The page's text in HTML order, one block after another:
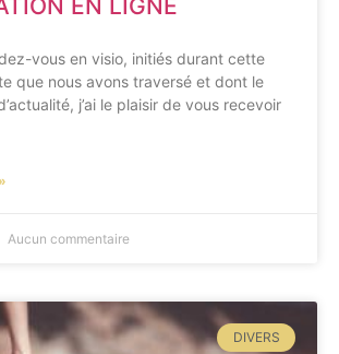
EN LIGNE
vous en visio, initiés durant cette
que nous avons traversé et dont le
j’ai le plaisir de vous recevoir
Aucun commentaire
DIVERS